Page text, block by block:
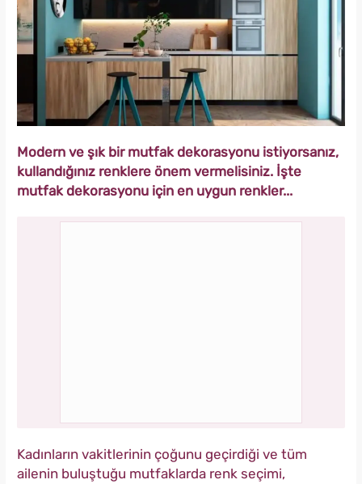
Modern ve şık bir mutfak dekorasyonu istiyorsanız,
kullandığınız renklere önem vermelisiniz. İşte
mutfak dekorasyonu için en uygun renkler...
Kadınların vakitlerinin çoğunu geçirdiği ve tüm
ailenin buluştuğu mutfaklarda renk seçimi,